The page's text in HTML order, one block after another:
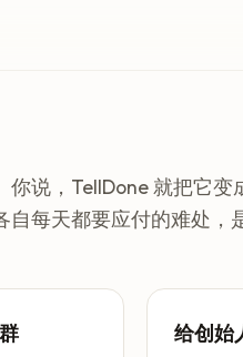
你说，TellDone 就把它
每天都要应付的难处，
给创始